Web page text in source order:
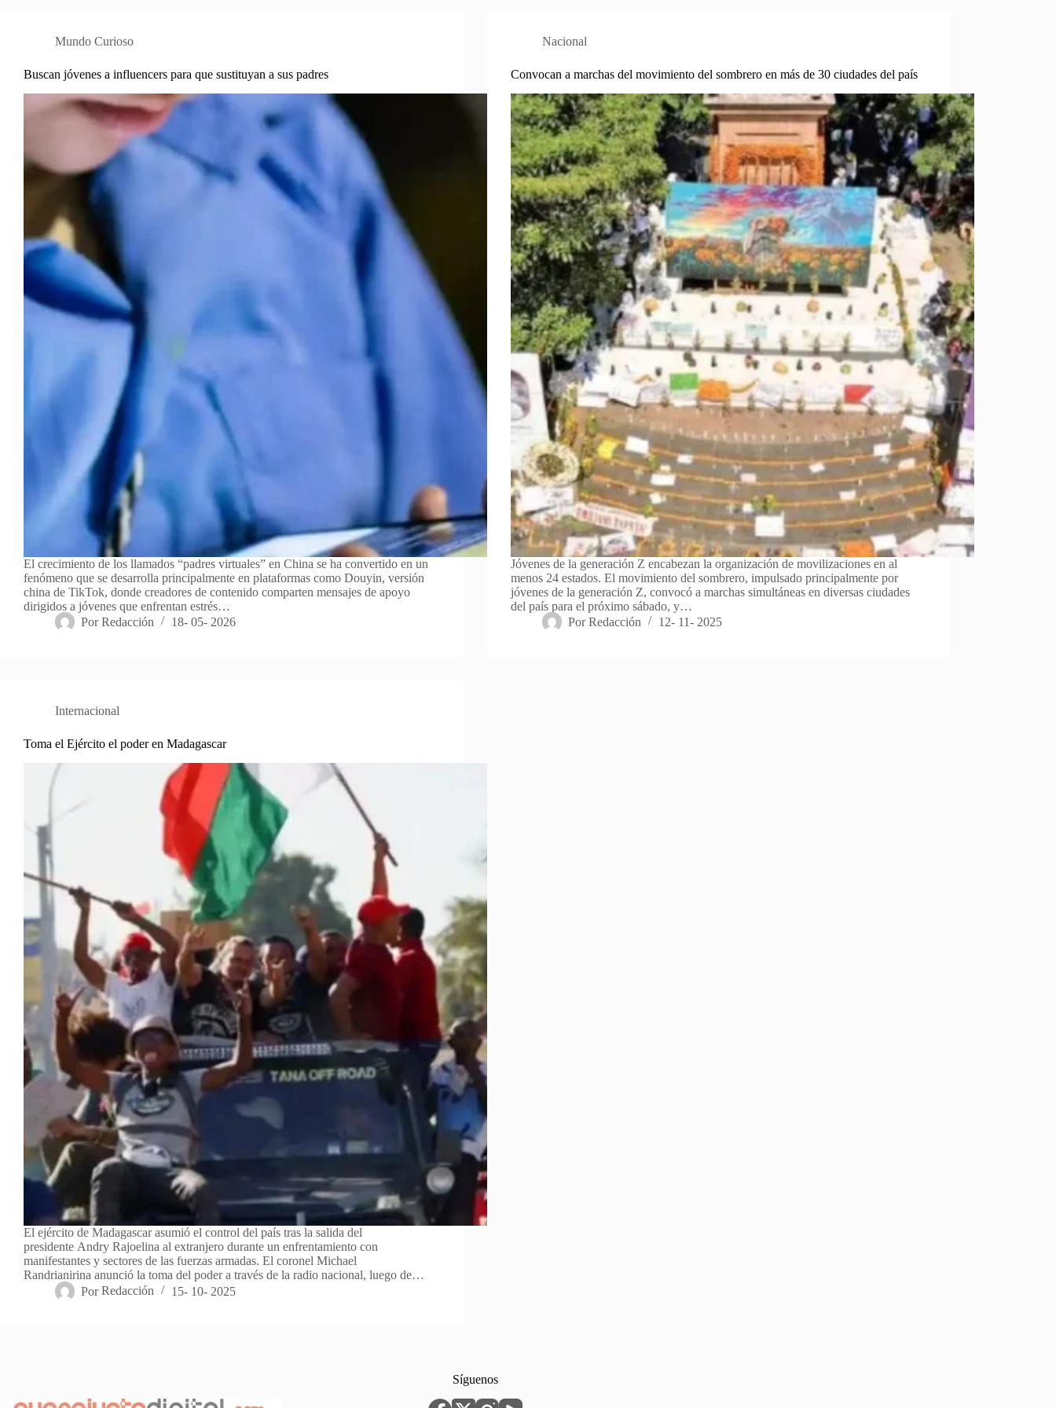
Mundo Curioso
Buscan jóvenes a influencers para que sustituyan a sus padres
El crecimiento de los llamados “padres virtuales” en China se ha convertido en un
fenómeno que se desarrolla principalmente en plataformas como Douyin, versión
china de TikTok, donde creadores de contenido comparten mensajes de apoyo
dirigidos a jóvenes que enfrentan estrés…
Por Redacción 18- 05- 2026
Nacional
Convocan a marchas del movimiento del sombrero en más de 30 ciudades del país
Jóvenes de la generación Z encabezan la organización de movilizaciones en al
menos 24 estados. El movimiento del sombrero, impulsado principalmente por
jóvenes de la generación Z, convocó a marchas simultáneas en diversas ciudades
del país para el próximo sábado, y…
Por Redacción 12- 11- 2025
Internacional
Toma el Ejército el poder en Madagascar
El ejército de Madagascar asumió el control del país tras la salida del
presidente Andry Rajoelina al extranjero durante un enfrentamiento con
manifestantes y sectores de las fuerzas armadas. El coronel Michael
Randrianirina anunció la toma del poder a través de la radio nacional, luego de…
Por Redacción 15- 10- 2025
Síguenos